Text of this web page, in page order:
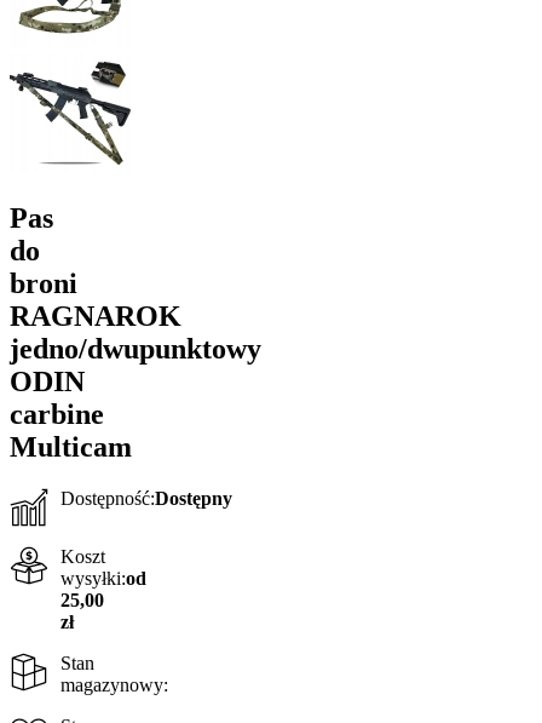
Pas
do
broni
RAGNAROK
jedno/dwupunktowy
ODIN
carbine
Multicam
Dostępność:Dostępny
Koszt
wysyłki:od
25,00
zł
Stan
magazynowy: